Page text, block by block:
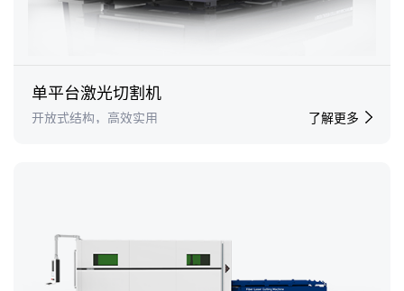
单平台激光切割机
开放式结构，高效实用 了解更多